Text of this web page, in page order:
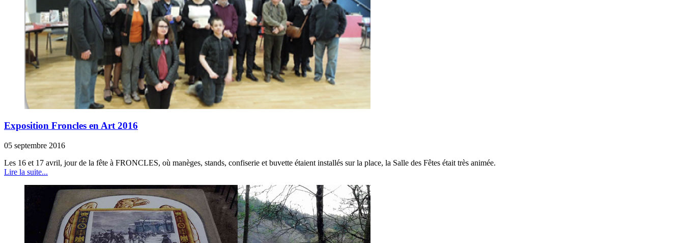
Exposition Froncles en Art 2016
05 septembre 2016
Les 16 et 17 avril, jour de la fête à FRONCLES, où manèges, stands, confiserie et buvette étaient installés sur la place, la Salle des Fêtes était très animée.
Lire la suite...